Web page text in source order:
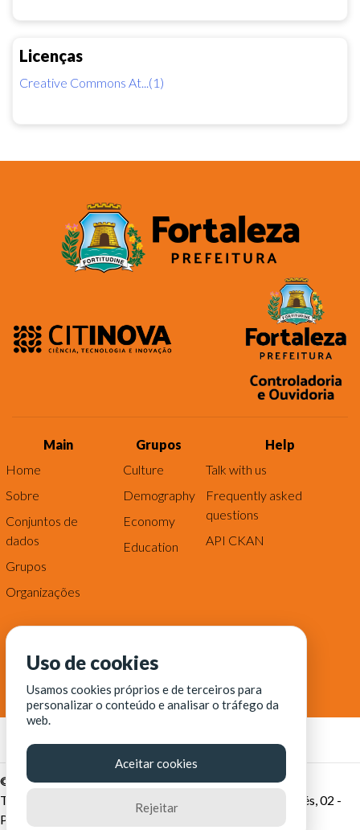
Licenças
Creative Commons At...(1)
Main
Home
Sobre
Conjuntos de
dados
Grupos
Organizações
Grupos
Culture
Demography
Economy
Education
Help
Talk with us
Frequently asked
questions
API CKAN
© Fortaleza Digital || CITINOVA - Fundação de Ciência,
Tecnologia e Inovação de Fortaleza - Rua dos Tremembés, 02 -
Praia de Iracema - Fortaleza-CE
Uso de cookies
Usamos cookies próprios e de terceiros para
personalizar o conteúdo e analisar o tráfego da
web.
Aceitar cookies
Rejeitar